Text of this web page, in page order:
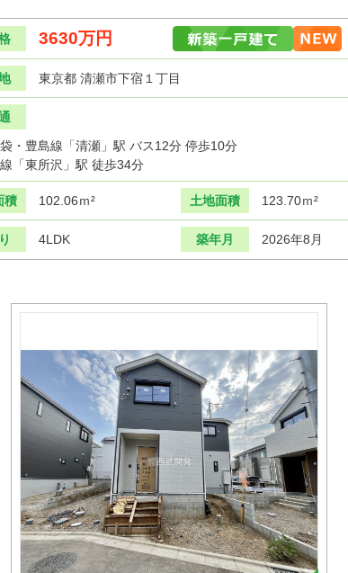
3630万円
東京都 清瀬市下宿１丁目
・豊島線「清瀬」駅 バス12分 停歩10分
「東所沢」駅 徒歩34分
積 102.06ｍ² 土地面積 123.70ｍ²
4LDK 築年月 2026年8月